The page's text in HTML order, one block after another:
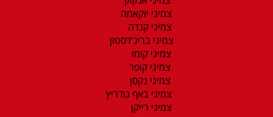
צמיגי יוקאמה
צמיגי קנדה
צמיגי בריג'דסטון
צמיגי קומו
צמיגי קופר
צמיגי נקסן
צמיגי באף גודריץ
צמיגי רייקן